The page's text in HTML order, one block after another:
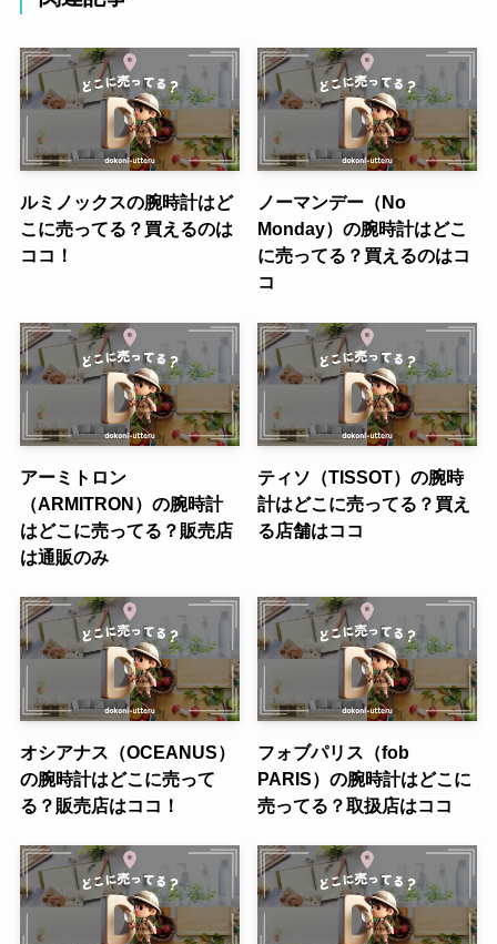
ルミノックスの腕時計はど
こに売ってる？買えるのは
ココ！
ノーマンデー（No
Monday）の腕時計はどこ
に売ってる？買えるのはコ
コ
アーミトロン
（ARMITRON）の腕時計
はどこに売ってる？販売店
は通販のみ
ティソ（TISSOT）の腕時
計はどこに売ってる？買え
る店舗はココ
オシアナス（OCEANUS）
の腕時計はどこに売って
る？販売店はココ！
フォブパリス（fob
PARIS）の腕時計はどこに
売ってる？取扱店はココ